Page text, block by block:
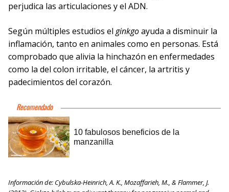
perjudica las articulaciones y el ADN.
Según múltiples estudios el ginkgoayuda a disminuir la
inflamación, tanto en animales como en personas. Está
comprobado que alivia la hinchazón en enfermedades
como la del colon irritable, el cáncer, la artritis y
padecimientos del corazón.
Información de: Cybulska-Heinrich, A. K., Mozaffarieh, M., & Flammer, J.